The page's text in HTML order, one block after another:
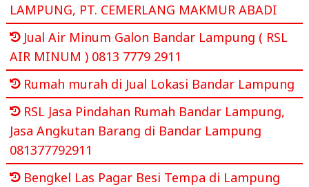
LAMPUNG, PT. CEMERLANG MAKMUR ABADI
Jual Air Minum Galon Bandar Lampung ( RSL
AIR MINUM ) 0813 7779 2911
Rumah murah di Jual Lokasi Bandar Lampung
RSL Jasa Pindahan Rumah Bandar Lampung,
Jasa Angkutan Barang di Bandar Lampung
081377792911
Bengkel Las Pagar Besi Tempa di Lampung